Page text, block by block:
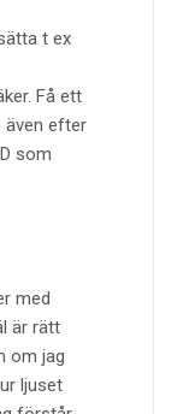
t ex
Få ett
även efter
som
med
är rätt
om jag
ljuset